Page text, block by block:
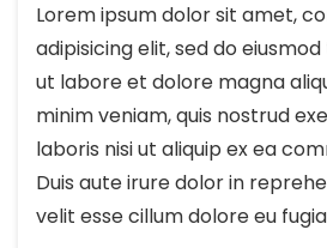
Lorem ipsum dolor sit amet,
adipisicing elit, sed do
ut labore et dolore magna
minim veniam, quis nostrud
laboris nisi ut aliquip ex ea
Duis aute irure dolor in
velit esse cillum dolore eu